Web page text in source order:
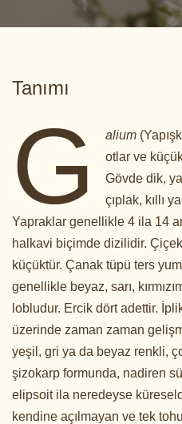
Tanımı
G alium
otlar ve
Gövde dik,
çıplak, kıllı
Yapraklar genellikle 4 ila 14
halkavi biçimde dizilidir.
küçüktür. Çanak tüpü ters
genellikle beyaz, sarı,
lobludur. Ercik dört adettir.
üzerinde zaman zaman
yeşil, gri ya da beyaz renkli,
şizokarp formunda, nadiren
elipsoit ila neredeyse
kendine açılmayan ve tek